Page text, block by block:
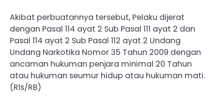
Akibat perbuatannya tersebut, Pelaku dijerat
dengan Pasal 114 ayat 2 Sub Pasal 111 ayat 2 dan
Pasal 114 ayat 2 Sub Pasal 112 ayat 2 Undang
Undang Narkotika Nomor 35 Tahun 2009 dengan
ancaman hukuman penjara minimal 20 Tahun
atau hukuman seumur hidup atau hukuman mati.
(Rls/RB)